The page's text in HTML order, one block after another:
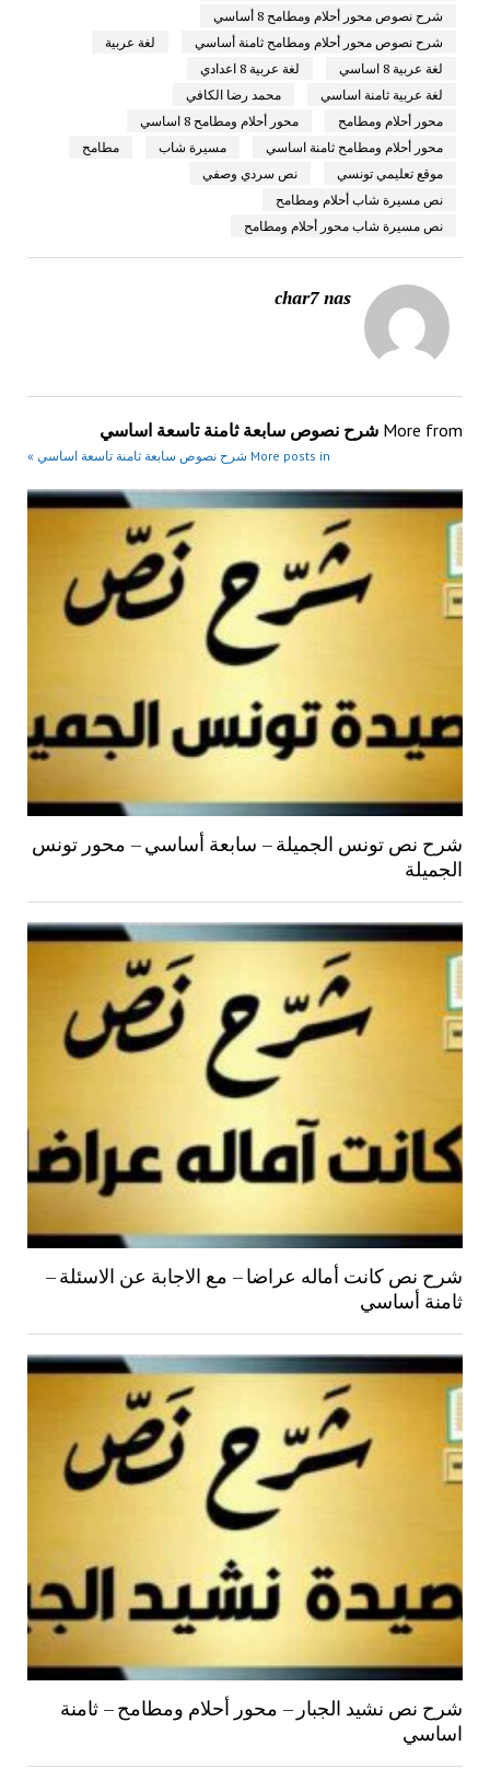
شرح نصوص محور أحلام ومطامح 8 أساسي
شرح نصوص محور أحلام ومطامح ثامنة أساسي
لغة عربية
لغة عربية 8 اساسي
لغة عربية 8 اعدادي
لغة عربية ثامنة اساسي
محمد رضا الكافي
محور أحلام ومطامح
محور أحلام ومطامح 8 اساسي
محور أحلام ومطامح ثامنة اساسي
مسيرة شاب
مطامح
موقع تعليمي تونسي
نص سردي وصفي
نص مسيرة شاب أحلام ومطامح
نص مسيرة شاب محور أحلام ومطامح
char7 nas
More from شرح نصوص سابعة ثامنة تاسعة اساسي
More posts in شرح نصوص سابعة ثامنة تاسعة اساسي »
شرح نص تونس الجميلة – سابعة أساسي – محور تونس
الجميلة
شرح نص كانت أماله عراضا – مع الاجابة عن الاسئلة –
ثامنة أساسي
شرح نص نشيد الجبار – محور أحلام ومطامح – ثامنة
اساسي